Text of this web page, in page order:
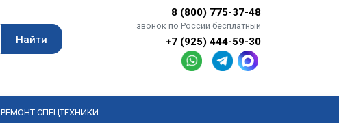
8 (800) 775-37-48
звонок по России бесплатный
+7 (925) 444-59-30
РЕМОНТ СПЕЦТЕХНИКИ